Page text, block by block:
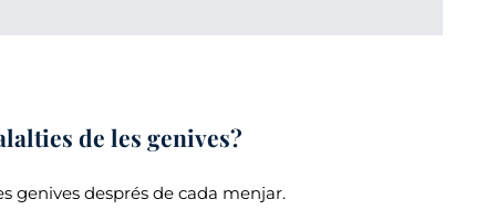
de les genives?
genives després de cada menjar.